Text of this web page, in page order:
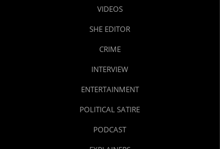
VIDEOS
SHE EDITOR
CRIME
INTERVIEW
ENTERTAINMENT
POLITICAL SATIRE
PODCAST